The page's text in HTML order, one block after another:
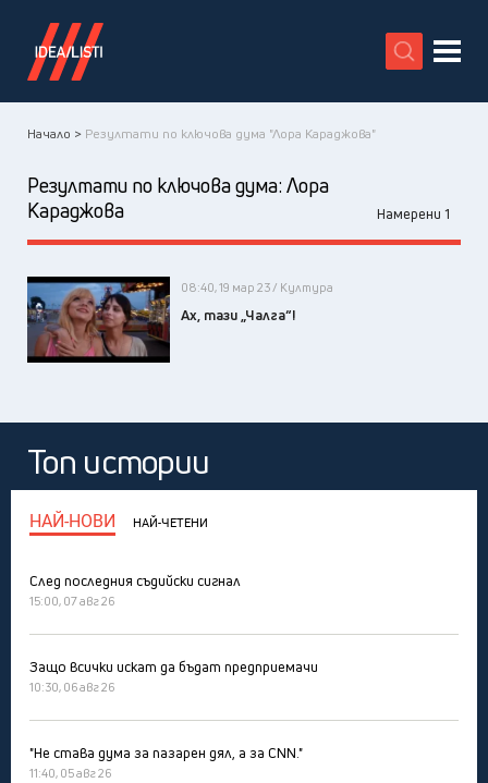
X
Начало > Резултати по ключова дума "Лора Караджова"
Резултати по ключова дума: Лора
Караджова
Намерени 1
08:40, 19 мар 23 / Култура
Ах, тази „Чалга“!
Топ истории
НАЙ-НОВИ НАЙ-ЧЕТЕНИ
След последния съдийски сигнал
15:00, 07 авг 26
Защо всички искат да бъдат предприемачи
10:30, 06 авг 26
"Не става дума за пазарен дял, а за CNN."
11:40, 05 авг 26